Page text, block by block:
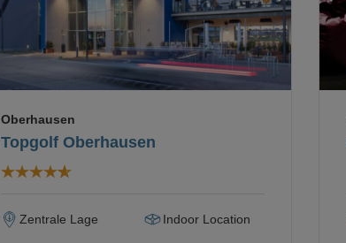
Topgolf Oberhausen
Oberhausen
Zentrale Lage Indoor Location